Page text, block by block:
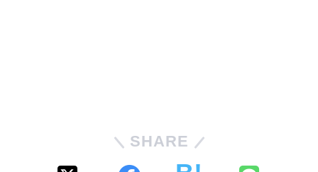
SHARE